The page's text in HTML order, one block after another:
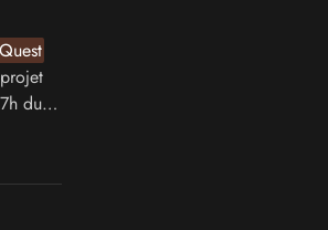
Quest
du